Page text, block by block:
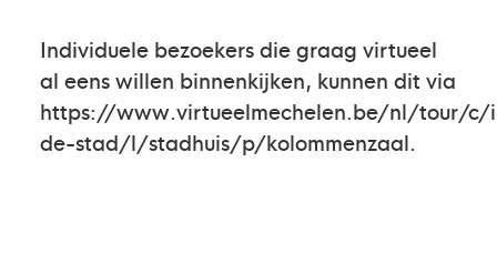
Individuele bezoekers die graag virtueel
al eens willen binnenkijken, kunnen dit via
https://www.virtueelmechelen.be/nl/tour/c/
de-stad/l/stadhuis/p/kolommenzaal.